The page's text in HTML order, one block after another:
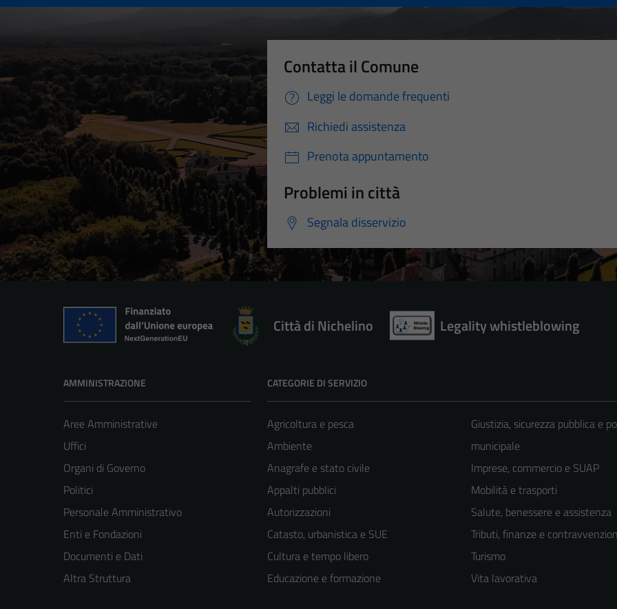
Contatta il Comune
Leggi le domande frequenti
Richiedi assistenza
Prenota appuntamento
Problemi in città
Segnala disservizio
Città di Nichelino Legality whistleblowing
AMMINISTRAZIONE
Aree Amministrative
Uffici
Organi di Governo
Politici
Personale Amministrativo
Enti e Fondazioni
Documenti e Dati
Altra Struttura
CATEGORIE DI SERVIZIO
Agricoltura e pesca
Ambiente
Anagrafe e stato civile
Appalti pubblici
Autorizzazioni
Catasto, urbanistica e SUE
Cultura e tempo libero
Educazione e formazione
Giustizia, sicurezza pubblica e
municipale
Imprese, commercio e SUAP
Mobilità e trasporti
Salute, benessere e assistenza
Tributi, finanze e
Turismo
Vita lavorativa